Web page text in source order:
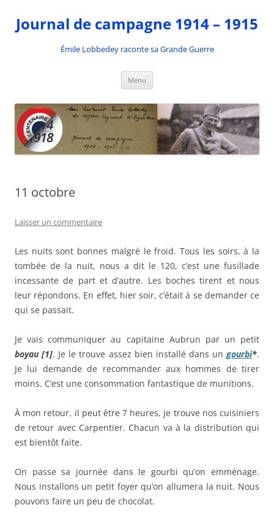
contenu
Journal de campagne 1914 – 1915
Émile Lobbedey raconte sa Grande Guerre
Menu
11 octobre
Laisser un commentaire
Les nuits sont bonnes malgré le froid. Tous les soirs, à la
tombée de la nuit, nous a dit le 120, c’est une fusillade
incessante de part et d’autre. Les boches tirent et nous
leur répondons. En effet, hier soir, c’était à se demander ce
qui se passait.
Je vais communiquer au capitaine Aubrun par un petit
boyau [1]. Je le trouve assez bien installé dans ungourbi*.
Je lui demande de recommander aux hommes de tirer
moins. C’est une consommation fantastique de munitions.
À mon retour, il peut être 7 heures, je trouve nos cuisiniers
de retour avec Carpentier. Chacun va à la distribution qui
est bientôt faite.
On passe sa journée dans le gourbi qu’on emménage.
Nous installons un petit foyer qu’on allumera la nuit. Nous
pouvons faire un peu de chocolat.